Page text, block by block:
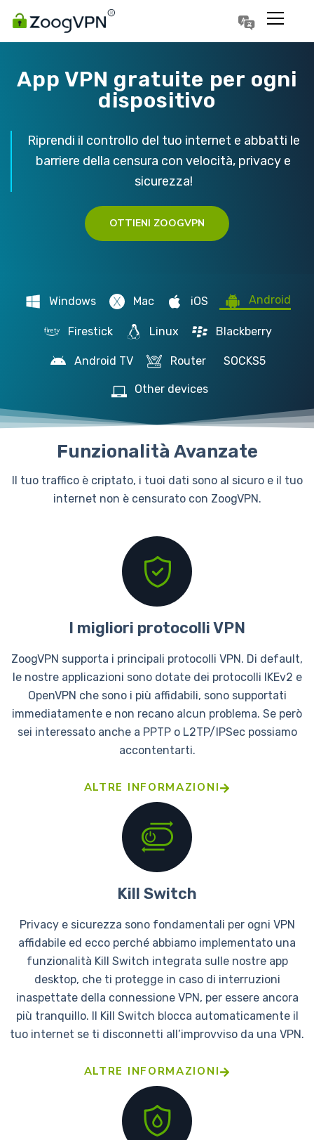
App VPN gratuite per ogni
dispositivo
Riprendi il controllo del tuo internet e abbatti le
barriere della censura con velocità, privacy e
sicurezza!
OTTIENI ZOOGVPN
Windows Mac iOS Android
Firestick Linux Blackberry
Android TV Router SOCKS5
Other devices
Funzionalità Avanzate
Il tuo traffico è criptato, i tuoi dati sono al sicuro e il tuo
internet non è censurato con ZoogVPN.
I migliori protocolli VPN
ZoogVPN supporta i principali protocolli VPN. Di default,
le nostre applicazioni sono dotate dei protocolli IKEv2 e
OpenVPN che sono i più affidabili, sono supportati
immediatamente e non recano alcun problema. Se però
sei interessato anche a PPTP o L2TP/IPSec possiamo
accontentarti.
ALTRE INFORMAZIONI
Kill Switch
Privacy e sicurezza sono fondamentali per ogni VPN
affidabile ed ecco perché abbiamo implementato una
funzionalità Kill Switch integrata sulle nostre app
desktop, che ti protegge in caso di interruzioni
inaspettate della connessione VPN, per essere ancora
più tranquillo. Il Kill Switch blocca automaticamente il
tuo internet se ti disconnetti all’improvviso da una VPN.
ALTRE INFORMAZIONI